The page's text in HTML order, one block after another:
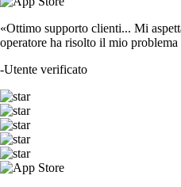
«Ottimo supporto clienti... Mi
operatore ha risolto il mio
-Utente verificato